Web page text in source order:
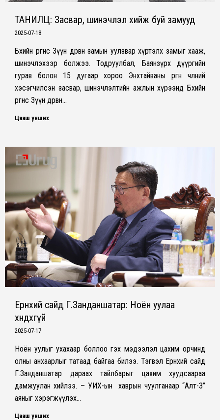
ТАНИЛЦ: Засвар, шинэчлэл хийж буй замууд
2025-07-18
Бөхийн өргөөнөөс Зүүн дөрвөн замын уулзвар хүртэлх замыг хааж,
шинэчлэхээр болжээ. Тодруулбал, Баянзүрх дүүргийн
гурав болон 15 дугаар хороо Энхтайваны өргөн чөлөөний
хэсэгчилсэн засвар, шинэчлэлтийн ажлын хүрээнд Бөхийн
өргөөнөөс Зүүн дөрвөн…
Цааш унших
Ерөнхий сайд Г.Занданшатар: Ноён уулаа
хөндөхгүй
2025-07-17
Ноён уулыг ухахаар боллоо гэх мэдээлэл цахим орчинд
олны анхаарлыг татаад байгаа билээ. Тэгвэл Ерөнхий сайд
Г.Занданшатар дараах тайлбарыг цахим хуудсаараа
дамжуулан хийлээ. – УИХ-ын хаврын чуулганаар “Алт-3”
аяныг хэрэгжүүлэх…
Цааш унших